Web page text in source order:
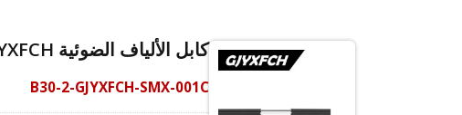
كابل الألياف الضوئية GJYXFCH ذاتي الدعم للتثبيت الهوائي 1 نواة غلاف LSZH
B30-2-GJYXFCH-SMX-001C